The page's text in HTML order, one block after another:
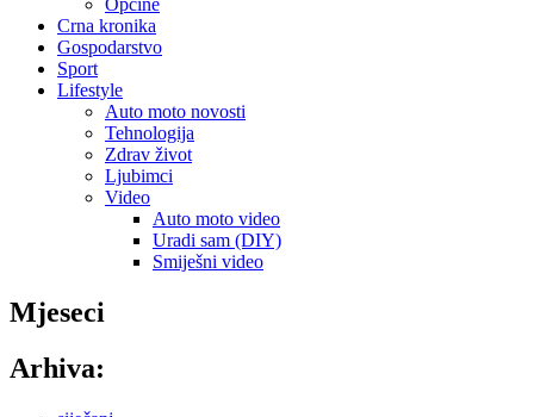
Općine
Crna kronika
Gospodarstvo
Sport
Lifestyle
Auto moto novosti
Tehnologija
Zdrav život
Ljubimci
Video
Auto moto video
Uradi sam (DIY)
Smiješni video
Mjeseci
Arhiva: